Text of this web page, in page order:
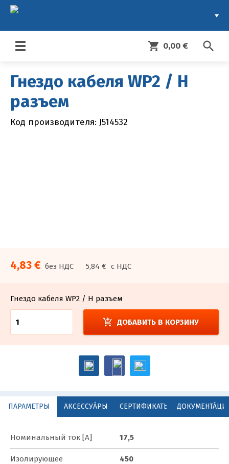
Toggle
search
shopping_cart 0,00 €
Гнездо кабеля WP2 / H
разъем
Код производителя: J514532
4,83 € без НДС 5,84 € с НДС
Гнездо кабеля WP2 / H разъем
add_shopping_cart ДОБАВИТЬ В КОРЗИНУ
ПАРАМЕТРЫ АКСЕССУА́РЫ СЕРТИФИКАТЫ
Номинальный ток [A] 17,5
Изолирующее
450